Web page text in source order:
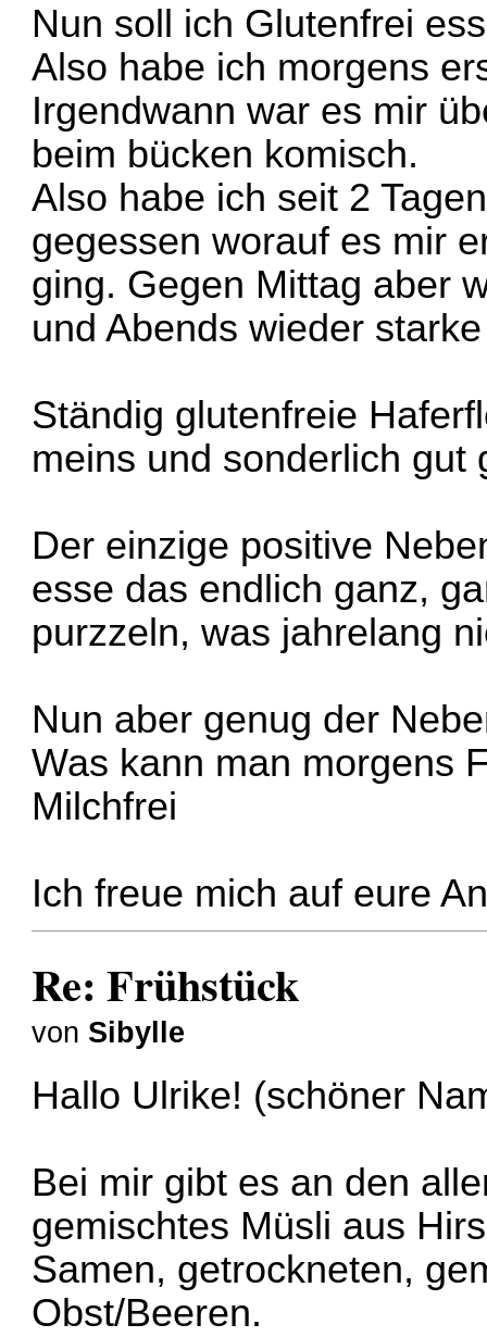
Nun soll ich Glutenfrei
Also habe ich morgens
Irgendwann war es mir
beim bücken komisch.
Also habe ich seit 2
gegessen worauf es mir
ging. Gegen Mittag aber
und Abends wieder
Ständig glutenfreie
meins und sonderlich gut
Der einzige positive
esse das endlich ganz,
purzzeln, was jahrelang
Nun aber genug der
Was kann man morgens
Milchfrei
Ich freue mich auf eure
Re: Frühstück
von Sibylle
Hallo Ulrike! (schöner
Bei mir gibt es an den
gemischtes Müsli aus
Samen, getrockneten,
Obst/Beeren.